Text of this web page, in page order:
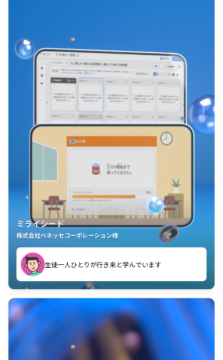
ミライシード
株式会社ベネッセコーポレーション様
生徒一人ひとりが行き来と学んでいます
教室中の児童生徒が「問題が解けてうれしい」「解く
ことが楽しい」を実感しています